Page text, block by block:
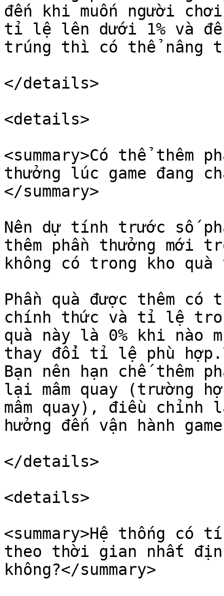
đến khi muốn người
tỉ lệ lên dưới 1% và
trúng thì có thể nâng
</details>
<details>
<summary>Có thể thêm
thưởng lúc game đang
</summary>
Nên dự tính trước số
thêm phần thưởng mới
không có trong kho quà
Phần quà được thêm
chính thức và tỉ lệ
quà này là 0% khi nào
thay đổi tỉ lệ phù
Bạn nên hạn chế thêm
lại mâm quay (trường
mâm quay), điều chỉnh
hưởng đến vận hành
</details>
<details>
<summary>Hệ thống có
theo thời gian nhất
không?</summary>